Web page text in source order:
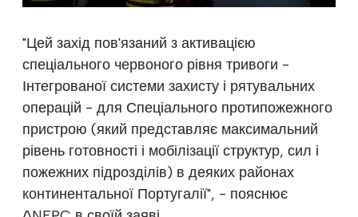
"Цей захід пов'язаний з активацією
спеціального червоного рівня тривоги -
Інтегрованої системи захисту і рятувальних
операцій - для Спеціального протипожежного
пристрою (який представляє максимальний
рівень готовності і мобілізації структур, сил і
пожежних підрозділів) в деяких районах
континентальної Португалії", - пояснює